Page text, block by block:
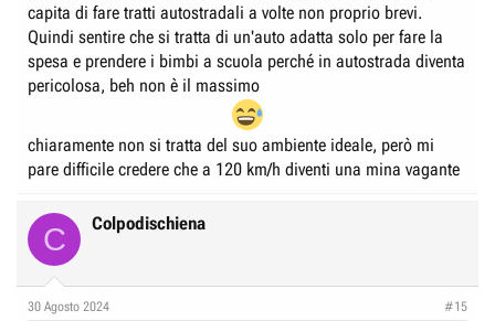
capita di fare tratti autostradali a volte non proprio brevi.
Quindi sentire che si tratta di un'auto adatta solo per fare la
spesa e prendere i bimbi a scuola perché in autostrada diventa
pericolosa, beh non è il massimo
chiaramente non si tratta del suo ambiente ideale, però mi
pare difficile credere che a 120 km/h diventi una mina vagante
C Colpodischiena
30 Agosto 2024 #15